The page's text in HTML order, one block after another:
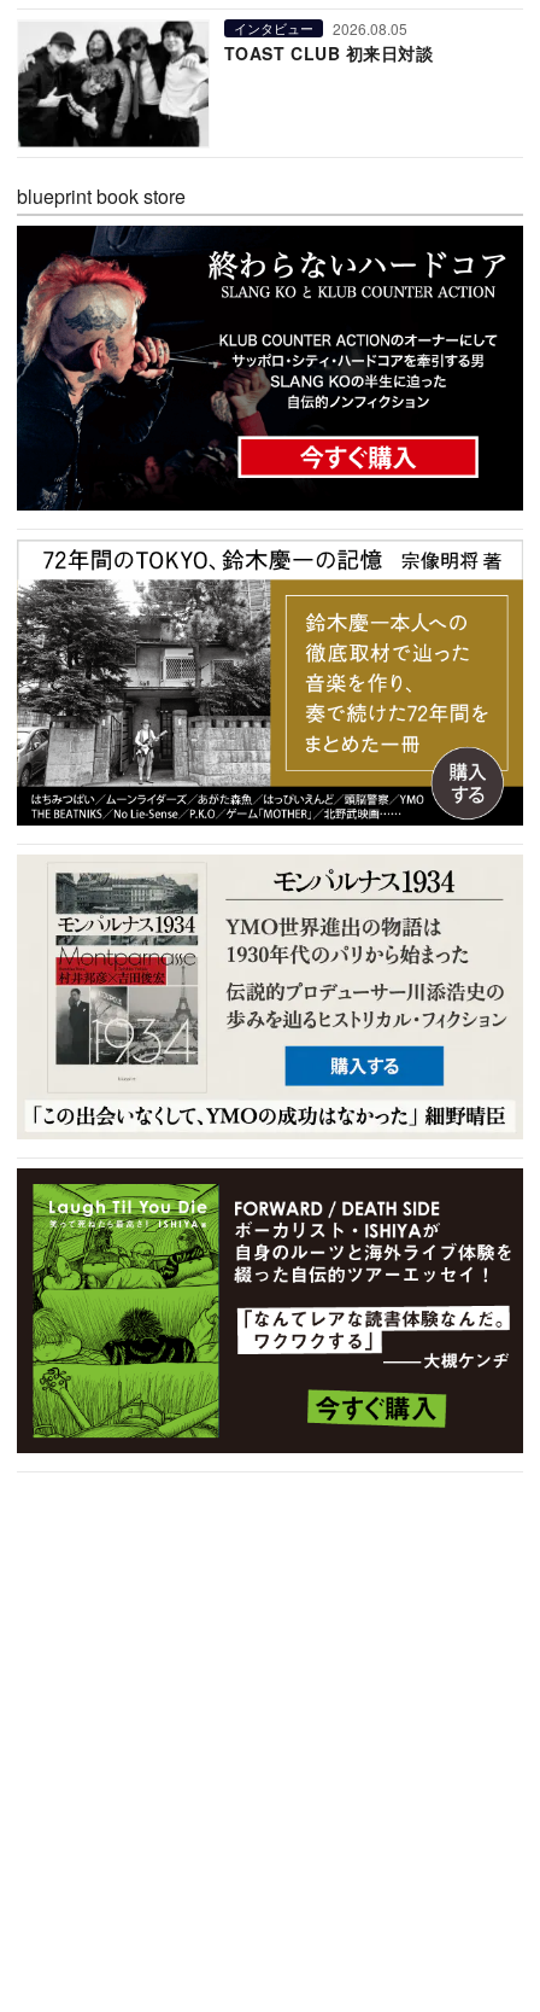
インタビュー 2026.08.05
TOAST CLUB 初来日対談
blueprint book store